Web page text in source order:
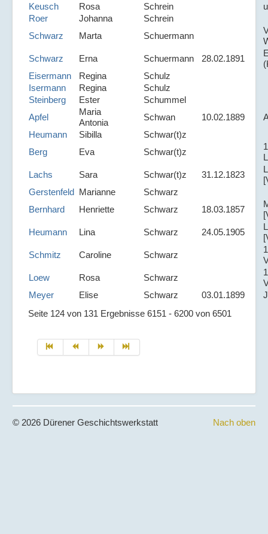
Keusch
Rosa Schrein
Roer
Johanna
Schrein
Schwarz
Marta Schuermann
Schwarz
Erna Schuermann 28.02.1891
Eisermann
Regina
Schulz
Isermann
Regina
Schulz
Steinberg
Ester
Schummel
Apfel
Maria
Antonia
Schwan 10.02.1889
Heumann
Sibilla
Schwar(t)z
Berg
Eva Schwar(t)z
Lachs
Sara Schwar(t)z 31.12.1823
Gerstenfeld Marianne
Schwarz
Bernhard
Henriette Schwarz 18.03.1857
Heumann
Lina Schwarz 24.05.1905
Schmitz
Caroline Schwarz
Loew
Rosa Schwarz
Meyer
Elise Schwarz 03.01.1899
Seite 124 von 131 Ergebnisse 6151 - 6200 von 6501
Nach oben
© 2026 Dürener Geschichtswerkstatt